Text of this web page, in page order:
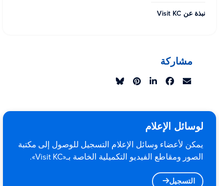
نبذة عن Visit KC
مشاركة
لوسائل الإعلام
يمكن لأعضاء وسائل الإعلام التسجيل للوصول إلى مكتبة
الصور ومقاطع الفيديو التكميلية الخاصة بـ«Visit KC».
التسجيل